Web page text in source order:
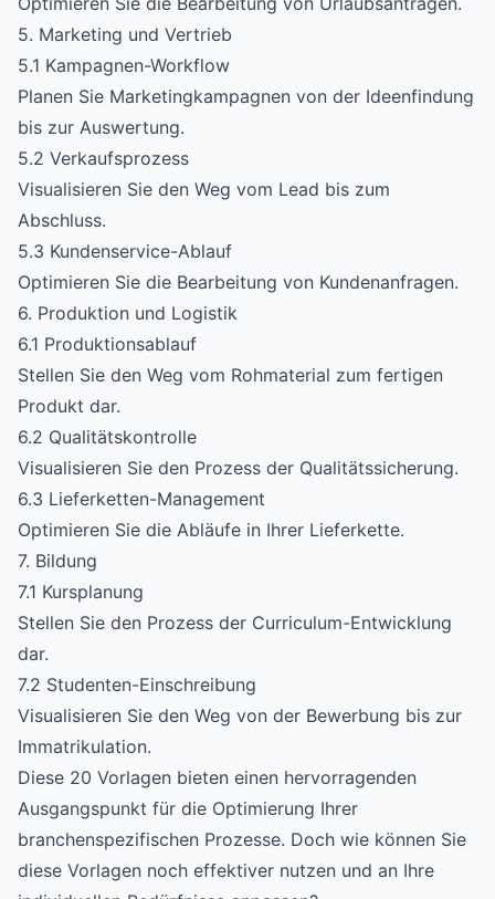
5. Marketing und Vertrieb
5.1 Kampagnen-Workflow
Planen Sie Marketingkampagnen von der Ideenfindung
bis zur Auswertung.
5.2 Verkaufsprozess
Visualisieren Sie den Weg vom Lead bis zum
Abschluss.
5.3 Kundenservice-Ablauf
Optimieren Sie die Bearbeitung von Kundenanfragen.
6. Produktion und Logistik
6.1 Produktionsablauf
Stellen Sie den Weg vom Rohmaterial zum fertigen
Produkt dar.
6.2 Qualitätskontrolle
Visualisieren Sie den Prozess der Qualitätssicherung.
6.3 Lieferketten-Management
Optimieren Sie die Abläufe in Ihrer Lieferkette.
7. Bildung
7.1 Kursplanung
Stellen Sie den Prozess der Curriculum-Entwicklung
dar.
7.2 Studenten-Einschreibung
Visualisieren Sie den Weg von der Bewerbung bis zur
Immatrikulation.
Diese 20 Vorlagen bieten einen hervorragenden
Ausgangspunkt für die Optimierung Ihrer
branchenspezifischen Prozesse. Doch wie können Sie
diese Vorlagen noch effektiver nutzen und an Ihre